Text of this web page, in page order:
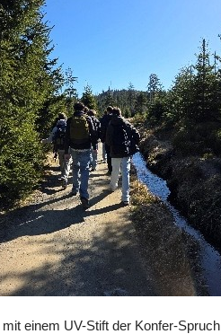
einem UV-Stift der Konfer-Spruch